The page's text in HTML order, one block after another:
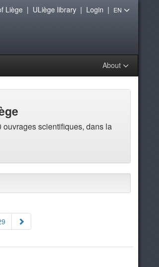
About
Liège| ULiège library| Login | EN
scientifiques, dans la